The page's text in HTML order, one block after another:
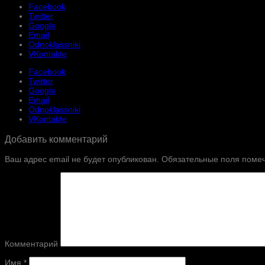
Facebook
Twitter
Google
Email
Odnoklassniki
VKontakte
Facebook
Twitter
Google
Email
Odnoklassniki
VKontakte
Добавить комментарий
Ваш адрес email не будет опубликован. Обязательные поля
Комментарий
Имя *